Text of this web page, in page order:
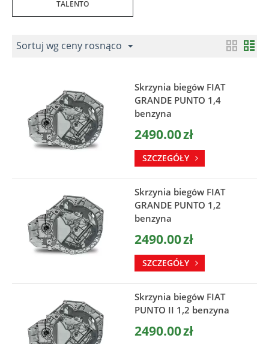
TALENTO
Sortuj wg ceny rosnąco
Skrzynia biegów FIAT
GRANDE PUNTO 1,4
benzyna
2490.00zł
SZCZEGÓŁY
Skrzynia biegów FIAT
GRANDE PUNTO 1,2
benzyna
2490.00zł
SZCZEGÓŁY
Skrzynia biegów FIAT
PUNTO II 1,2 benzyna
2490.00zł